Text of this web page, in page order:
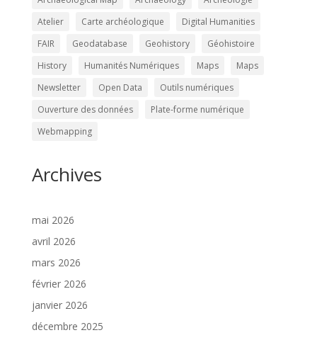
Atelier
Carte archéologique
Digital Humanities
FAIR
Geodatabase Geohistory
Géohistoire
History
Humanités Numériques Maps
Maps
Newsletter
Open Data
Outils numériques
Ouverture des données
Plate-forme numérique
Webmapping
Archives
mai 2026
avril 2026
mars 2026
février 2026
janvier 2026
décembre 2025